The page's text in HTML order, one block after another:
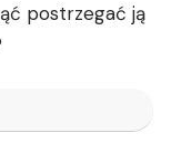
postrzegać ją